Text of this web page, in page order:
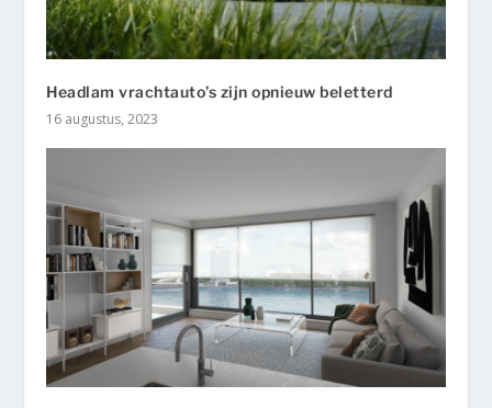
Headlam vrachtauto’s zijn opnieuw beletterd
16 augustus, 2023